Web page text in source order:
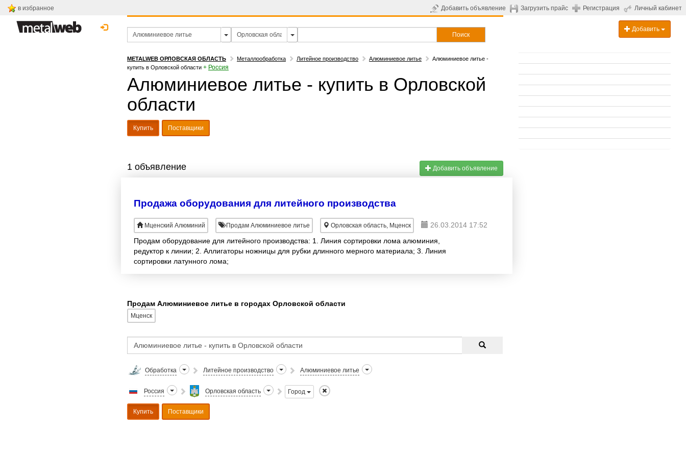
в избранное Добавить объявление Загрузить прайс Регистрация Личный кабинет
Поиск
Добавить
METALWEB ОРЛОВСКАЯ ОБЛАСТЬ Металлообработка Литейное производство Алюминиевое литье
Алюминиевое литье -
купить в Орловской области + Россия
Алюминиевое литье - купить в Орловской
области
Купить Поставщики
1 объявление Добавить объявление
Продажа оборудования для литейного производства
Мценский Алюминий Продам Алюминиевое литье Орловская область, Мценск
26.03.2014 17:52
Продам оборудование для литейного производства: 1. Линия сортировки лома алюминия,
редуктор к линии; 2. Аллигаторы ножницы для рубки длинного мерного материала; 3. Линия
сортировки латунного лома;
Продам Алюминиевое литье в городах Орловской области
Мценск
Обработка Литейное производство Алюминиевое литье
Россия Орловская область Город
Купить Поставщики